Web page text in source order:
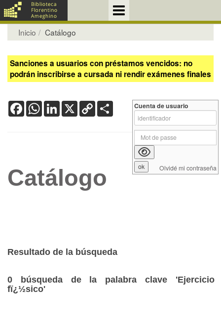
Inicio Catálogo
Sanciones a usuarios con préstamos vencidos: no
podrán inscribirse a cursada ni rendir exámenes finales
FacebookWhatsApp
LinkedIn
X Copy
Link
Catálogo
Resultado de la búsqueda
0 búsqueda de la palabra clave 'Ejercicio
fï¿½sico'
Cuenta de usuario
Olvidé mi contraseña